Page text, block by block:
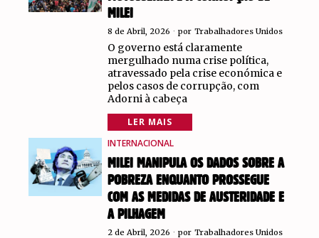
MILEI
8 de Abril, 2026 por Trabalhadores Unidos
O governo está claramente
mergulhado numa crise política,
atravessado pela crise económica e
pelos casos de corrupção, com
Adorni à cabeça
LER MAIS
INTERNACIONAL
MILEI MANIPULA OS DADOS SOBRE A
POBREZA ENQUANTO PROSSEGUE
COM AS MEDIDAS DE AUSTERIDADE E
A PILHAGEM
2 de Abril, 2026 por Trabalhadores Unidos